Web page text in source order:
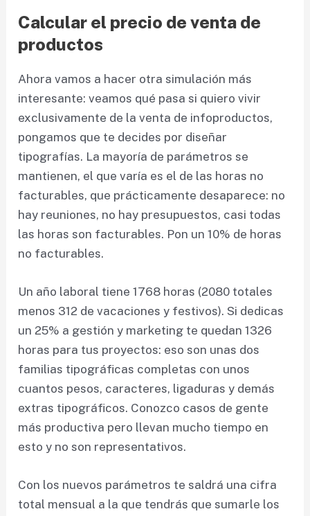
Calcular el precio de venta de
productos
Ahora vamos a hacer otra simulación más
interesante: veamos qué pasa si quiero vivir
exclusivamente de la venta de infoproductos,
pongamos que te decides por diseñar
tipografías. La mayoría de parámetros se
mantienen, el que varía es el de las horas no
facturables, que prácticamente desaparece: no
hay reuniones, no hay presupuestos, casi todas
las horas son facturables. Pon un 10% de horas
no facturables.
Un año laboral tiene 1768 horas (2080 totales
menos 312 de vacaciones y festivos). Si dedicas
un 25% a gestión y marketing te quedan 1326
horas para tus proyectos: eso son unas dos
familias tipográficas completas con unos
cuantos pesos, caracteres, ligaduras y demás
extras tipográficos. Conozco casos de gente
más productiva pero llevan mucho tiempo en
esto y no son representativos.
Con los nuevos parámetros te saldrá una cifra
total mensual a la que tendrás que sumarle los